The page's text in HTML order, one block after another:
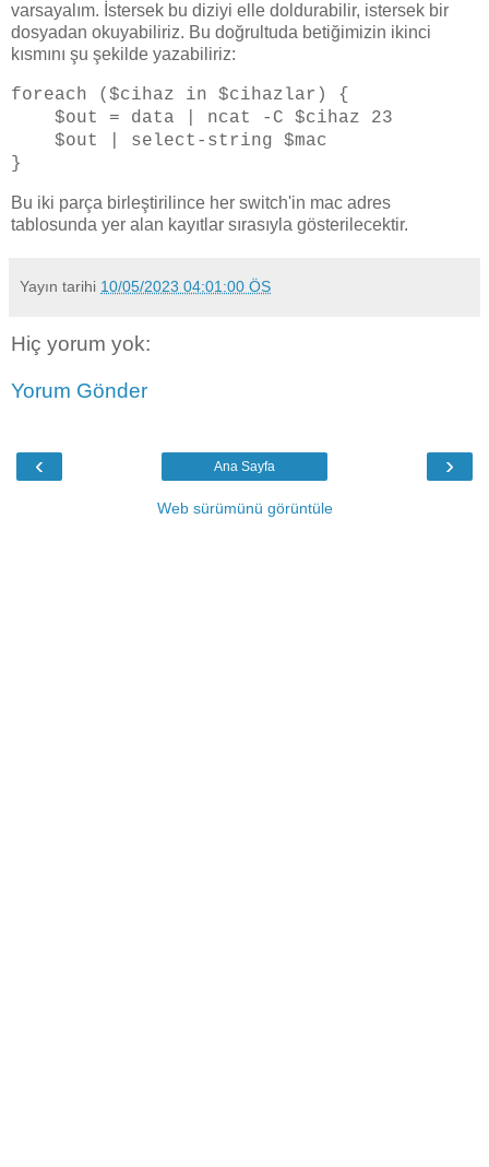
varsayalım. İstersek bu diziyi elle doldurabilir, istersek bir
dosyadan okuyabiliriz. Bu doğrultuda betiğimizin ikinci
kısmını şu şekilde yazabiliriz:
foreach ($cihaz in $cihazlar) {
$out = data | ncat -C $cihaz 23
$out | select-string $mac
}
Bu iki parça birleştirilince her switch'in mac adres
tablosunda yer alan kayıtlar sırasıyla gösterilecektir.
Yayın tarihi 10/05/2023 04:01:00 ÖS
Hiç yorum yok:
Yorum Gönder
‹ ›
Ana Sayfa
Web sürümünü görüntüle